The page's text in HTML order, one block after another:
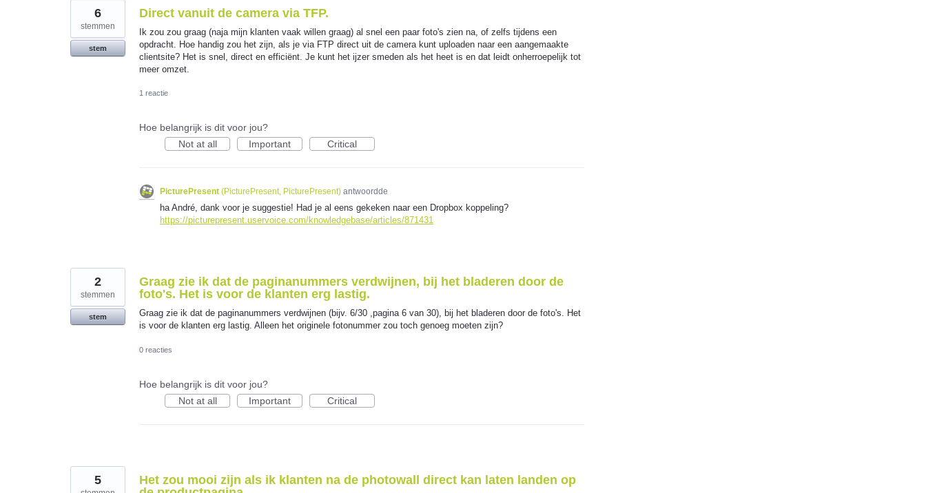
Direct vanuit de camera via TFP.
Ik zou zou graag (naja mijn klanten vaak willen graag) al snel een paar foto's zien na, of zelfs tijdens een
opdracht. Hoe handig zou het zijn, als je via FTP direct uit de camera kunt uploaden naar een aangemaakte
clientsite? Het is snel, direct en efficiënt. Je kunt het ijzer smeden als het heet is en dat leidt onherroepelijk tot
meer omzet.
6
stemmen
stem
1 reactie
Hoe belangrijk is dit voor jou?
Not at all
Important Critical
PicturePresent (PicturePresent, PicturePresent) antwoordde
ha André, dank voor je suggestie! Had je al eens gekeken naar een Dropbox koppeling?
https://picturepresent.uservoice.com/knowledgebase/articles/871431
Graag zie ik dat de paginanummers verdwijnen, bij het bladeren door de
foto's. Het is voor de klanten erg lastig.
Graag zie ik dat de paginanummers verdwijnen (bijv. 6/30 ,pagina 6 van 30), bij het bladeren door de foto's. Het
is voor de klanten erg lastig. Alleen het originele fotonummer zou toch genoeg moeten zijn?
2
stemmen
stem
0 reacties
Hoe belangrijk is dit voor jou?
Not at all
Important Critical
Het zou mooi zijn als ik klanten na de photowall direct kan laten landen op
5